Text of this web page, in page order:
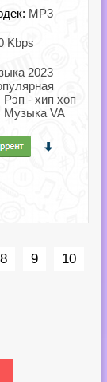
MP3
Kbps
2023
- хип хоп
VA
8 9 10